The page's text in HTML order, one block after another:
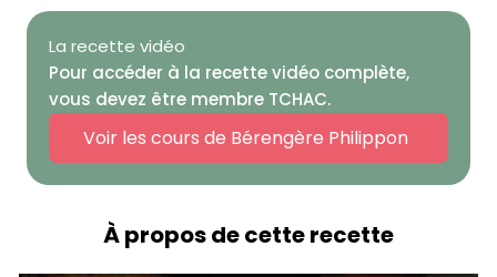
La recette vidéo
Pour accéder à la recette vidéo complète,
vous devez être membre TCHAC.
Voir les cours de Bérengère Philippon
À propos de cette recette